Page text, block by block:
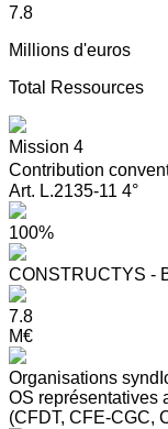
7.8
Millions d'euros
Total Ressources
Mission 4
Contribution
Art. L.2135-11 4°
100%
CONSTRUCTYS -
7.8
M€
Organisations
OS représentatives
(CFDT, CFE-CGC,